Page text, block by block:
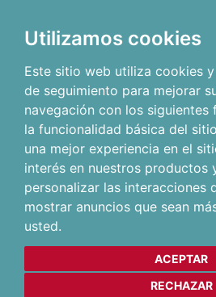
Utilizamos cookies
Este sitio web utiliza cookies
de seguimiento para mejorar
navegación con los siguientes
la funcionalidad básica del
una mejor experiencia en el
interés en nuestros productos
personalizar las interacciones
mostrar anuncios que sean
usted.
ACEPTAR
RECHAZAR